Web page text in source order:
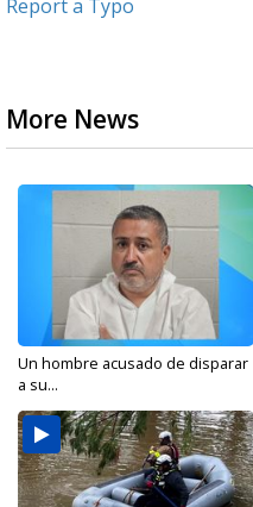
Report a Typo
More News
Un hombre acusado de disparar
a su...